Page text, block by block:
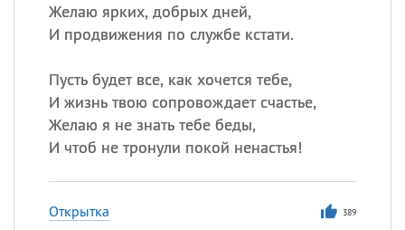
Желаю ярких, добрых дней,
И продвижения по службе кстати.
Пусть будет все, как хочется тебе,
И жизнь твою сопровождает счастье,
Желаю я не знать тебе беды,
И чтоб не тронули покой ненастья!
Открытка 389